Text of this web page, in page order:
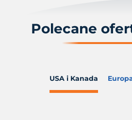
Polecane
USA i Kanada